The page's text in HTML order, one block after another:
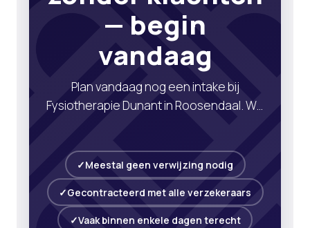
— begin
vandaag
Plan vandaag nog een intake bij
Fysiotherapie Dunant in Roosendaal. We
uw elleboog te ontlasten.
Meestal geen verwijzing nodig
Gecontracteerd met alle verzekeraars
Vaak binnen enkele dagen terecht